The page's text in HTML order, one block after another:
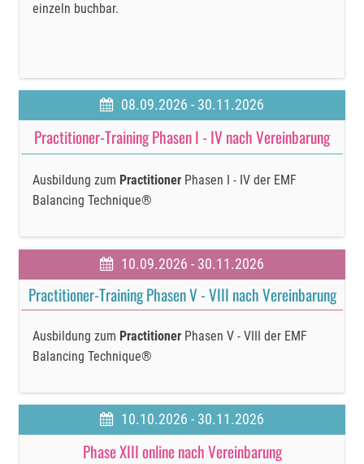
einzeln buchbar.
08.09.2026 - 30.11.2026
Practitioner-Training Phasen I - IV nach Vereinbarung
Ausbildung zum Practitioner Phasen I - IV der EMF
Balancing Technique®
10.09.2026 - 30.11.2026
Practitioner-Training Phasen V - VIII nach Vereinbarung
Ausbildung zum Practitioner Phasen V - VIII der EMF
Balancing Technique®
10.10.2026 - 30.11.2026
Phase XIII online nach Vereinbarung